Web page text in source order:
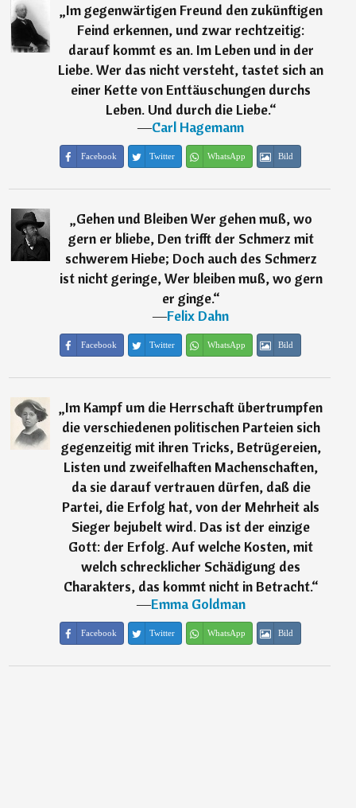
„Im gegenwärtigen Freund den zukünftigen
Feind erkennen, und zwar rechtzeitig:
darauf kommt es an. Im Leben und in der
Liebe. Wer das nicht versteht, tastet sich an
einer Kette von Enttäuschungen durchs
Leben. Und durch die Liebe.“
―Carl Hagemann
Facebook Twitter WhatsApp Bild
„Gehen und Bleiben Wer gehen muß, wo
gern er bliebe, Den trifft der Schmerz mit
schwerem Hiebe; Doch auch des Schmerz
ist nicht geringe, Wer bleiben muß, wo gern
er ginge.“
―Felix Dahn
Facebook Twitter WhatsApp Bild
„Im Kampf um die Herrschaft übertrumpfen
die verschiedenen politischen Parteien sich
gegenzeitig mit ihren Tricks, Betrügereien,
Listen und zweifelhaften Machenschaften,
da sie darauf vertrauen dürfen, daß die
Partei, die Erfolg hat, von der Mehrheit als
Sieger bejubelt wird. Das ist der einzige
Gott: der Erfolg. Auf welche Kosten, mit
welch schrecklicher Schädigung des
Charakters, das kommt nicht in Betracht.“
―Emma Goldman
Facebook Twitter WhatsApp Bild